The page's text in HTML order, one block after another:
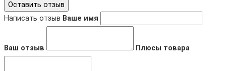
Оставить отзыв
Написать отзыв Ваше имя
Ваш отзыв Плюсы товара